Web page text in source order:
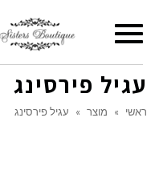
תפריט
עגיל פירסינג
ראשי » מוצר » עגיל פירסינג